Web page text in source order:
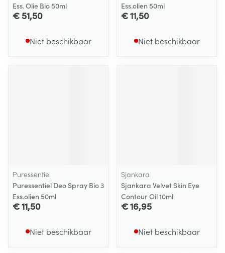
Ess. Olie Bio 50ml
€ 51,50
Niet beschikbaar
Ess.olien 50ml
€ 11,50
Niet beschikbaar
Puressentiel
Puressentiel Deo Spray Bio 3
Ess.olien 50ml
€ 11,50
Niet beschikbaar
Sjankara
Sjankara Velvet Skin Eye
Contour Oil 10ml
€ 16,95
Niet beschikbaar